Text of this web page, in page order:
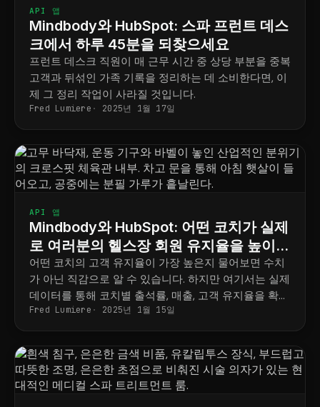
API 앱
Mindbody와 HubSpot: 스파 프런트 데스
크에서 하루 45분을 되찾으세요
프런트 데스크 직원이 매 근무 시간 중 상당 부분을 중복
고객과 뒤섞인 가족 기록을 정리하는 데 소비한다면, 이
제 그 정리 작업이 사라질 것입니다.
Fred Lumiere 2025년 1월 17일
API 앱
Mindbody와 HubSpot: 어떤 코치가 실제
로 여러분의 헬스장 회원 유지율을 높이는
지 알아보세요.
어떤 코치의 고객 유지율이 가장 높은지 물어보면 수치
가 아닌 직감으로 알 수 있습니다. 하지만 여기서는 실제
데이터를 통해 코치별 출석률, 매출, 고객 유지율을 확인
하는 방법을 알려드립니다.
Fred Lumiere 2025년 1월 15일